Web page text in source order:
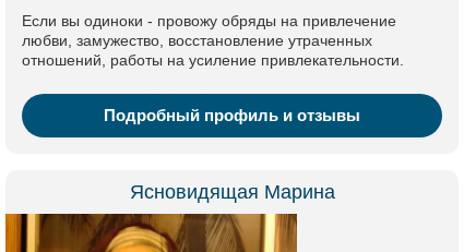
Если вы одиноки - провожу обряды на привлечение
любви, замужество, восстановление утраченных
отношений, работы на усиление привлекательности.
Подробный профиль и отзывы
Ясновидящая Марина